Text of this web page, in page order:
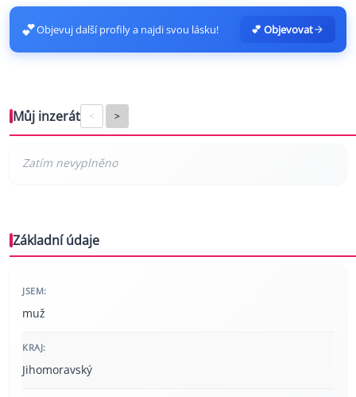
💕Objevuj další profily a najdi svou lásku! 💕 Objevovat
Můj inzerát < >
Základní údaje
JSEM:
muž
KRAJ:
Jihomoravský